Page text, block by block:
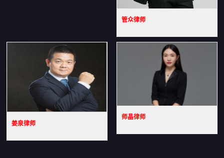
管众律师
姜泉律师
师晶律师